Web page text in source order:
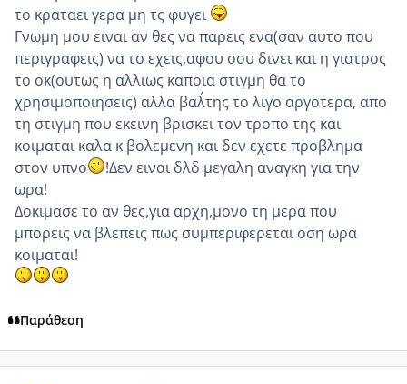
το κραταει γερα μη τς φυγει
Γνωμη μου ειναι αν θες να παρεις ενα(σαν αυτο που
περιγραφεις) να το εχεις,αφου σου δινει και η γιατρος
το οκ(ουτως η αλλιως καποια στιγμη θα το
χρησιμοποιησεις) αλλα βαλ΄της το λιγο αργοτερα, απο
τη στιγμη που εκεινη βρισκει τον τροπο της και
κοιμαται καλα κ βολεμενη και δεν εχετε προβλημα
στον υπνο
!Δεν ειναι δλδ μεγαλη αναγκη για την
ωρα!
Δοκιμασε το αν θες,για αρχη,μονο τη μερα που
μπορεις να βλεπεις πως συμπεριφερεται οση ωρα
κοιμαται!
Παράθεση